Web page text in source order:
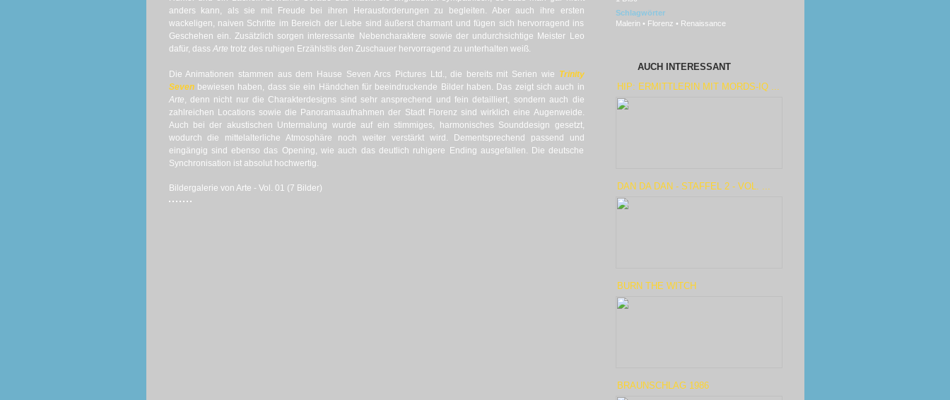
anders kann, als sie mit Freude bei ihren Herausforderungen zu begleiten. Aber auch ihre ersten
wackeligen, naiven Schritte im Bereich der Liebe sind äußerst charmant und fügen sich hervorragend ins
Geschehen ein. Zusätzlich sorgen interessante Nebencharaktere sowie der undurchsichtige Meister Leo
dafür, dass Arte trotz des ruhigen Erzählstils den Zuschauer hervorragend zu unterhalten weiß.
Die Animationen stammen aus dem Hause Seven Arcs Pictures Ltd., die bereits mit Serien wie Trinity
Seven bewiesen haben, dass sie ein Händchen für beeindruckende Bilder haben. Das zeigt sich auch in
Arte, denn nicht nur die Charakterdesigns sind sehr ansprechend und fein detailliert, sondern auch die
zahlreichen Locations sowie die Panoramaaufnahmen der Stadt Florenz sind wirklich eine Augenweide.
Auch bei der akustischen Untermalung wurde auf ein stimmiges, harmonisches Sounddesign gesetzt,
wodurch die mittelalterliche Atmosphäre noch weiter verstärkt wird. Dementsprechend passend und
eingängig sind ebenso das Opening, wie auch das deutlich ruhigere Ending ausgefallen. Die deutsche
Synchronisation ist absolut hochwertig.
Bildergalerie von Arte - Vol. 01 (7 Bilder)
Schlagwörter
Malerin • Florenz • Renaissance
AUCH INTERESSANT
HIP: ERMITTLERIN MIT MORDS-IQ ...
DAN DA DAN - STAFFEL 2 - VOL. ...
BURN THE WITCH
BRAUNSCHLAG 1986